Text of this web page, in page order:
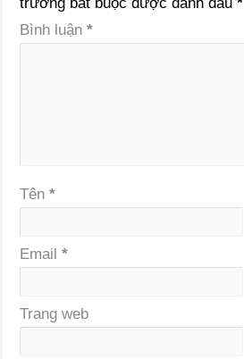
Bình luận*
Tên*
Email*
Trang web